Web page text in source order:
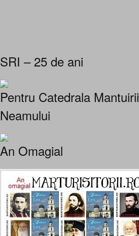
SRI – 25 de ani
Pentru Catedrala Mantuirii
Neamului
An Omagial